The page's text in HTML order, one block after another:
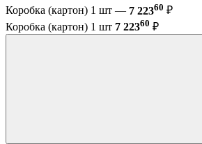
Коробка (картон) 1 шт — 7 22360 ₽
Коробка (картон) 1 шт 7 22360 ₽